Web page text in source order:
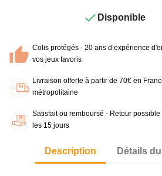
 Disponible
Colis protégés - 20 ans d’expérience
vos jeux favoris
Livraison offerte à partir de 70€ en
métropolitaine
Satisfait ou remboursé - Retour possible
les 15 jours
Description Détails